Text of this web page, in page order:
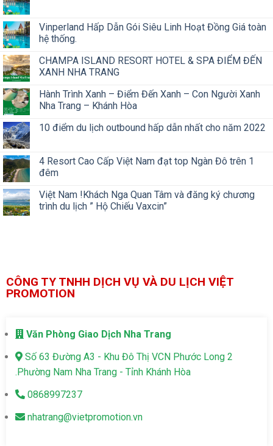
Vinperland Hấp Dẫn Gói Siêu Linh Hoạt Đồng Giá toàn
hệ thống.
CHAMPA ISLAND RESORT HOTEL & SPA ĐIỂM ĐẾN
XANH NHA TRANG
Hành Trình Xanh – Điểm Đến Xanh – Con Người Xanh
Nha Trang – Khánh Hòa
10 điểm du lịch outbound hấp dẫn nhất cho năm 2022
4 Resort Cao Cấp Việt Nam đạt top Ngàn Đô trên 1
đêm
Việt Nam !Khách Nga Quan Tâm và đăng ký chương
trình du lịch ” Hộ Chiếu Vaxcin”
CÔNG TY TNHH DỊCH VỤ VÀ DU LỊCH VIỆT
PROMOTION
Văn Phòng Giao Dịch Nha Trang
Số 63 Đường A3 - Khu Đô Thị VCN Phước Long 2
.Phường Nam Nha Trang - Tỉnh Khánh Hòa
0868997237
nhatrang@vietpromotion.vn